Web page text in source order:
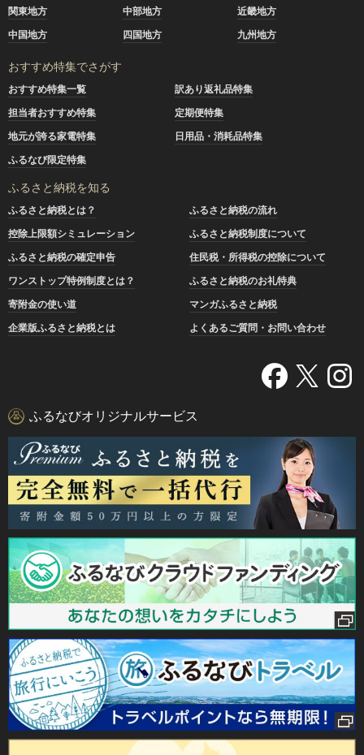
関東地方
中部地方
近畿地方
中国地方
四国地方 九州地方
おすすめ特集でさがす
おすすめ特集一覧
訳あり返礼品特集
担当者おすすめ特集
定期便特集
地元が誇る家電特集
日用品・消耗品特集
ふるなび限定特集
ふるさと納税を知る
ふるさと納税とは？
ふるさと納税の流れ
控除上限額シミュレーション
ふるさと納税制度について
ふるさと納税の確定申告
住民税・所得税の控除について
ワンストップ特例制度とは？
ふるさと納税のお礼特典
寄附金の使い道
マンガふるさと納税
企業版ふるさと納税とは
よくあるご質問・お問い合わせ
ふるなびオリジナルサービス